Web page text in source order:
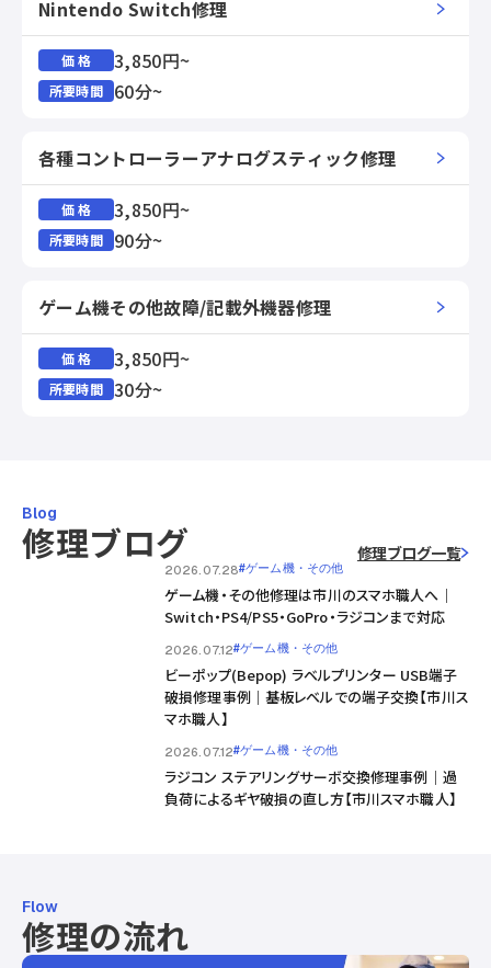
Nintendo Switch修理
価 格 3,850円~
所要時間 60分~
各種コントローラーアナログスティック修理
価 格 3,850円~
所要時間 90分~
ゲーム機その他故障/記載外機器修理
価 格 3,850円~
所要時間 30分~
Blog
修理ブログ 修理ブログ一覧
2026.07.28#ゲーム機・その他
ゲーム機・その他修理は市川のスマホ職人へ｜
Switch・PS4/PS5・GoPro・ラジコンまで対応
2026.07.12#ゲーム機・その他
ビーポップ(Bepop) ラベルプリンター USB端子
破損修理事例｜基板レベルでの端子交換【市川ス
マホ職人】
2026.07.12#ゲーム機・その他
ラジコン ステアリングサーボ交換修理事例｜過
負荷によるギヤ破損の直し方【市川スマホ職人】
Flow
修理の流れ